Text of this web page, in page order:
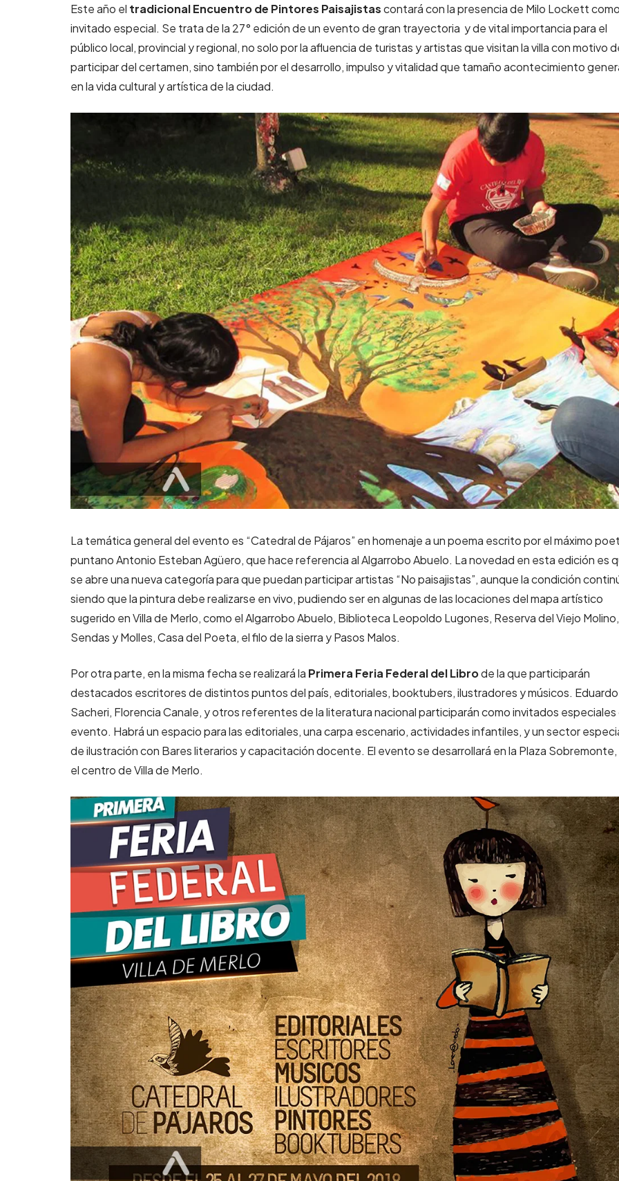
Este año el tradicional Encuentro de Pintores Paisajistascontará con la presencia de Milo Lockett
invitado especial. Se trata de la 27° edición de un evento de gran trayectoria y de vital importancia para el
público local, provincial y regional, no solo por la afluencia de turistas y artistas que visitan la villa con motivo
participar del certamen, sino también por el desarrollo, impulso y vitalidad que tamaño acontecimiento
en la vida cultural y artística de la ciudad.
La temática general del evento es “Catedral de Pájaros” en homenaje a un poema escrito por el máximo
puntano Antonio Esteban Agüero, que hace referencia al Algarrobo Abuelo. La novedad en esta edición es
se abre una nueva categoría para que puedan participar artistas “No paisajistas”, aunque la condición
siendo que la pintura debe realizarse en vivo, pudiendo ser en algunas de las locaciones del mapa artístico
sugerido en Villa de Merlo, como el Algarrobo Abuelo, Biblioteca Leopoldo Lugones, Reserva del Viejo Molino,
Sendas y Molles, Casa del Poeta, el filo de la sierra y Pasos Malos.
Por otra parte, en la misma fecha se realizará la Primera Feria Federal del Librode la que participarán
destacados escritores de distintos puntos del país, editoriales, booktubers, ilustradores y músicos. Eduardo
Sacheri, Florencia Canale, y otros referentes de la literatura nacional participarán como invitados especiales
evento. Habrá un espacio para las editoriales, una carpa escenario, actividades infantiles, y un sector
de ilustración con Bares literarios y capacitación docente. El evento se desarrollará en la Plaza Sobremonte,
el centro de Villa de Merlo.